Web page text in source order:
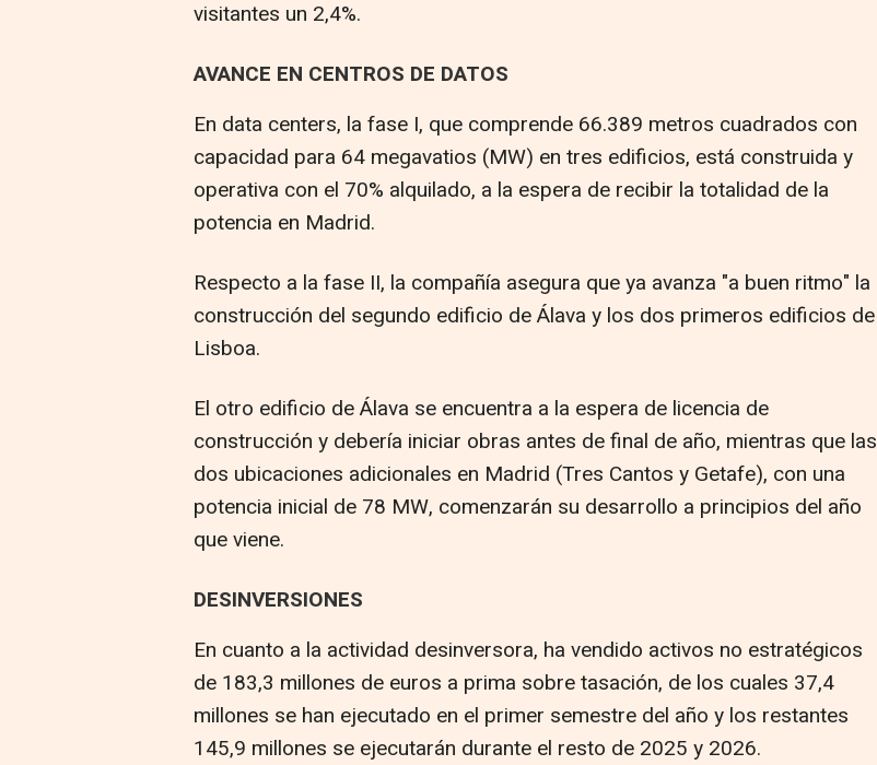
visitantes un 2,4%.
AVANCE EN CENTROS DE DATOS
En data centers, la fase I, que comprende 66.389 metros cuadrados con
capacidad para 64 megavatios (MW) en tres edificios, está construida y
operativa con el 70% alquilado, a la espera de recibir la totalidad de la
potencia en Madrid.
Respecto a la fase II, la compañía asegura que ya avanza "a buen ritmo" la
construcción del segundo edificio de Álava y los dos primeros edificios de
Lisboa.
El otro edificio de Álava se encuentra a la espera de licencia de
construcción y debería iniciar obras antes de final de año, mientras que las
dos ubicaciones adicionales en Madrid (Tres Cantos y Getafe), con una
potencia inicial de 78 MW, comenzarán su desarrollo a principios del año
que viene.
DESINVERSIONES
En cuanto a la actividad desinversora, ha vendido activos no estratégicos
de 183,3 millones de euros a prima sobre tasación, de los cuales 37,4
millones se han ejecutado en el primer semestre del año y los restantes
145,9 millones se ejecutarán durante el resto de 2025 y 2026.